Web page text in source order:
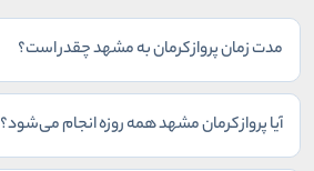
مدت زمان پرواز کرمان به مشهد چقدر است؟
آیا پرواز کرمان مشهد همه روزه انجام می‌شود؟